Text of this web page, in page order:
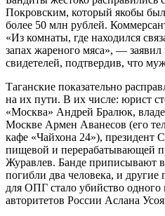
Покровским, который якобы
более 50 млн рублей.
«Из комнаты, где находился
запах жареного мяса», — заявил
свидетелей, подтвердив, что
Таганские показательно
на их пути. В их числе: юрист
«Москва» Андрей Бралюк,
Москве Армен Аванесов (его
кафе «Чайхона 24»), президент
пищевой и перерабатывающей
Журавлев. Банде приписывают
погибли два человека, и
для ОПГ стало убийство
авторитетов России Аслана